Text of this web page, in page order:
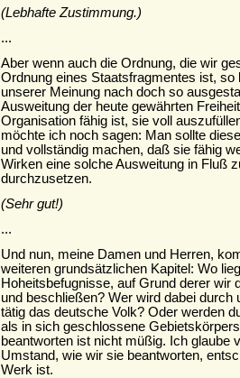
(Lebhafte Zustimmung.)
...
Aber wenn auch die Ordnung, die wir
Ordnung eines Staatsfragmentes ist, so
unserer Meinung nach doch so
Ausweitung der heute gewährten
Organisation fähig ist, sie voll
möchte ich noch sagen: Man sollte
und vollständig machen, daß sie fähig
Wirken eine solche Ausweitung in Fluß
durchzusetzen.
(Sehr gut!)
...
Und nun, meine Damen und Herren,
weiteren grundsätzlichen Kapitel: Wo
Hoheitsbefugnisse, auf Grund derer wir
und beschließen? Wer wird dabei durch
tätig das deutsche Volk? Oder werden
als in sich geschlossene
beantworten ist nicht müßig. Ich glaube
Umstand, wie wir sie beantworten,
Werk ist.